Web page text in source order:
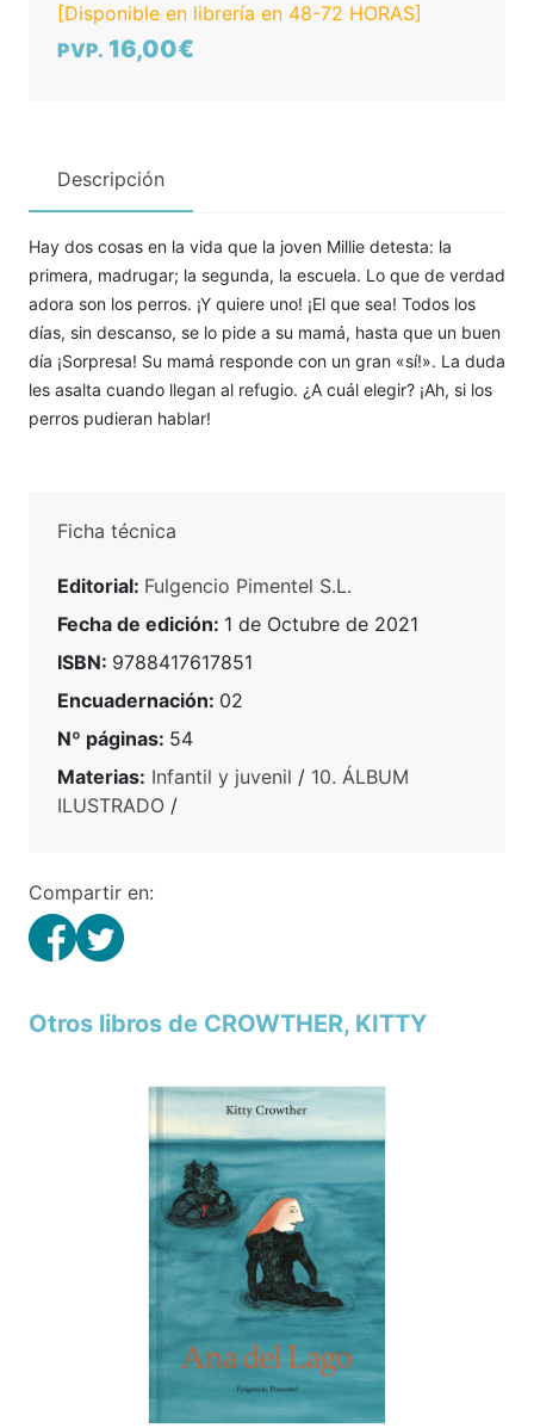
[Disponible en librería en 48-72 HORAS]
PVP. 16,00€
Descripción
Hay dos cosas en la vida que la joven Millie detesta: la
primera, madrugar; la segunda, la escuela. Lo que de verdad
adora son los perros. ¡Y quiere uno! ¡El que sea! Todos los
días, sin descanso, se lo pide a su mamá, hasta que un buen
día ¡Sorpresa! Su mamá responde con un gran «sí!». La duda
les asalta cuando llegan al refugio. ¿A cuál elegir? ¡Ah, si los
perros pudieran hablar!
Ficha técnica
Editorial: Fulgencio Pimentel S.L.
Fecha de edición: 1 de Octubre de 2021
ISBN: 9788417617851
Encuadernación: 02
Nº páginas: 54
Materias: Infantil y juvenil / 10. ÁLBUM
ILUSTRADO /
Compartir en:
Otros libros de CROWTHER, KITTY